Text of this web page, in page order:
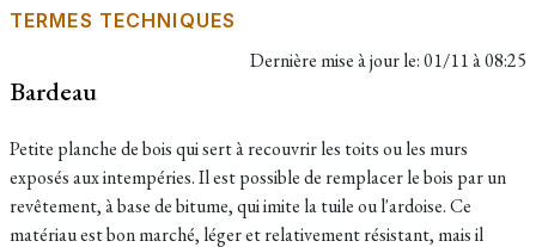
TERMES TECHNIQUES
Dernière mise à jour le:01/11 à 08:25
Bardeau
Petite planche de bois qui sert à recouvrir les toits ou les murs
exposés aux intempéries. Il est possible de remplacer le bois par un
revêtement, à base de bitume, qui imite la tuile ou l'ardoise. Ce
matériau est bon marché, léger et relativement résistant, mais il